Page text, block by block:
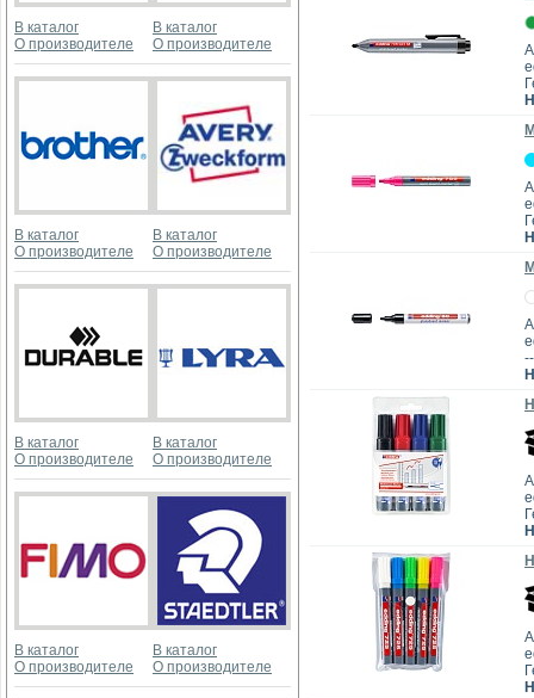
В каталог
О производителе
В каталог
О производителе
В каталог
О производителе
В каталог
О производителе
В каталог
О производителе
В каталог
О производителе
В каталог
О производителе
В каталог
О производителе